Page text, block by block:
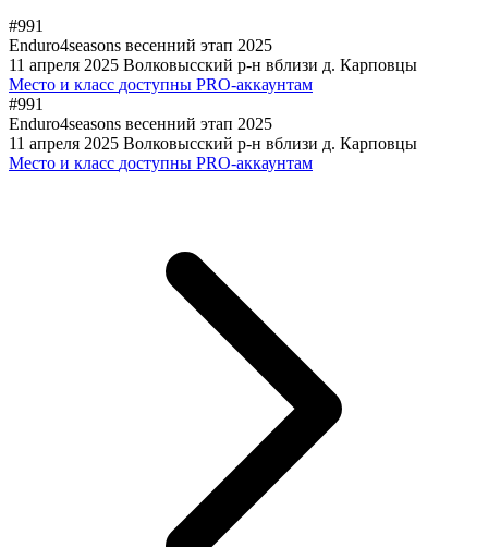
#991
Enduro4seasons весенний этап 2025
11 апреля 2025 Волковысский р-н вблизи д. Карповцы
Место и класс доступны PRO-аккаунтам
#991
Enduro4seasons весенний этап 2025
11 апреля 2025 Волковысский р-н вблизи д. Карповцы
Место и класс доступны PRO-аккаунтам